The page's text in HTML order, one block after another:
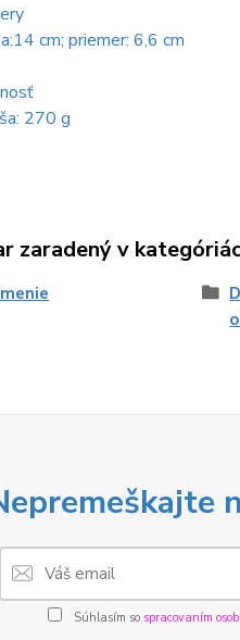
cm; priemer: 6,6 cm
270 g
zaradený v
Súhlasím so spracovaním